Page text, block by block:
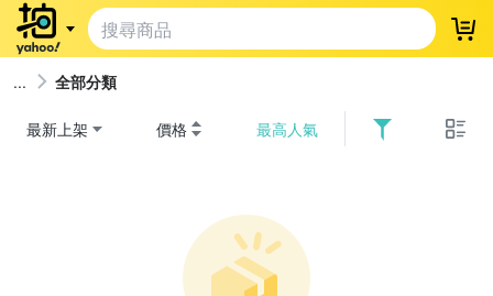
登
全部分類
最新上架 價格 最高人氣